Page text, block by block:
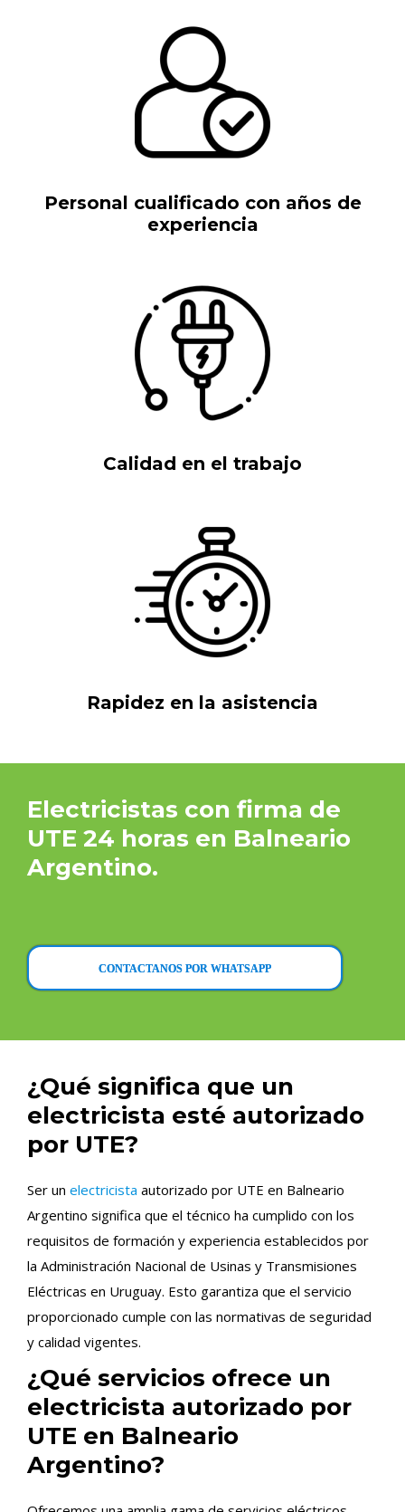
Personal cualificado con años de
experiencia
Calidad en el trabajo
Rapidez en la asistencia
Electricistas con firma de
UTE 24 horas en Balneario
Argentino.
CONTACTANOS POR WHATSAPP
¿Qué significa que un
electricista esté autorizado
por UTE?
Ser un electricista autorizado por UTE en Balneario
Argentino significa que el técnico ha cumplido con los
requisitos de formación y experiencia establecidos por
la Administración Nacional de Usinas y Transmisiones
Eléctricas en Uruguay. Esto garantiza que el servicio
proporcionado cumple con las normativas de seguridad
y calidad vigentes.
¿Qué servicios ofrece un
electricista autorizado por
UTE en Balneario
Argentino?